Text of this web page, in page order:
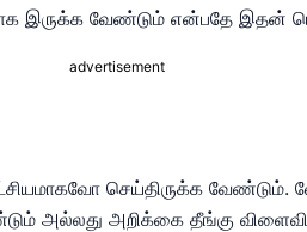
இருக்க வேண்டும் என்பதே இதன்
advertisement
செய்திருக்க வேண்டும்.
அல்லது அறிக்கை தீங்கு